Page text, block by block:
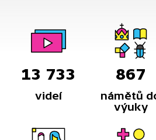
13 733
videí
867
námětů
výuky